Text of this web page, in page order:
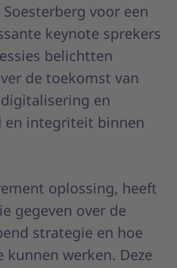
voor een
keynote sprekers
belichtten
de toekomst van
en
en integriteit binnen
oplossing, heeft
gegeven over de
strategie en hoe
werken. Deze